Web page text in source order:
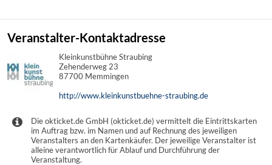
Veranstalter-Kontaktadresse
Kleinkunstbühne Straubing
Zehenderweg 23
87700 Memmingen
http://www.kleinkunstbuehne-straubing.de
Die okticket.de GmbH (okticket.de) vermittelt die Eintrittskarten
im Auftrag bzw. im Namen und auf Rechnung des jeweiligen
Veranstalters an den Kartenkäufer. Der jeweilige Veranstalter ist
alleine verantwortlich für Ablauf und Durchführung der
Veranstaltung.